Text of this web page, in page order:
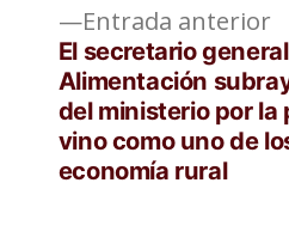
Entrada anterior
El secretario
Alimentación
del ministerio por la
vino como uno de
economía rural